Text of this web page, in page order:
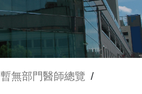
暫無部門醫師總覽 /